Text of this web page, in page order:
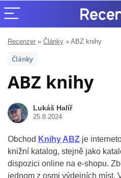
Recenzer » Články » ABZ knihy
Články
ABZ knihy
Lukáš Halíř
25.8.2024
Obchod Knihy ABZ je
knižní katalog, stejně jako
dispozici online na e-shopu.
jednom z osmi výdejních míst.